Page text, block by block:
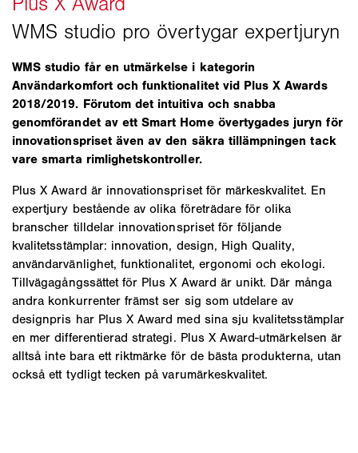
WMS studio får en utmärkelse i kategorin
Användarkomfort och funktionalitet vid Plus X Awards
2018/2019. Förutom det intuitiva och snabba
genomförandet av ett Smart Home övertygades juryn för
innovationspriset även av den säkra tillämpningen tack
vare smarta rimlighetskontroller.
Plus X Award är innovationspriset för märkeskvalitet. En
expertjury bestående av olika företrädare för olika
branscher tilldelar innovationspriset för följande
kvalitetsstämplar: innovation, design, High Quality,
användarvänlighet, funktionalitet, ergonomi och ekologi.
Tillvägagångssättet för Plus X Award är unikt. Där många
andra konkurrenter främst ser sig som utdelare av
designpris har Plus X Award med sina sju kvalitetsstämplar
en mer differentierad strategi. Plus X Award-utmärkelsen är
alltså inte bara ett riktmärke för de bästa produkterna, utan
också ett tydligt tecken på varumärkeskvalitet.